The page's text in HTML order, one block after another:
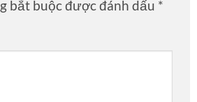
bắt buộc được đánh dấu *